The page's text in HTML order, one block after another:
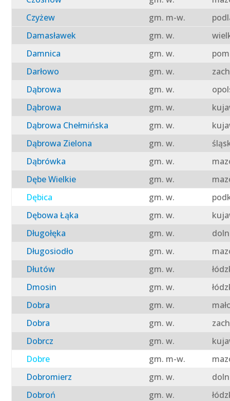
Czyżew
gm. m-w.
Damasławek
gm. w.
Damnica
gm. w.
Darłowo
gm. w.
Dąbrowa
gm. w.
Dąbrowa
gm. w.
Dąbrowa Chełmińska
gm. w.
Dąbrowa Zielona
gm. w.
Dąbrówka
gm. w.
Dębe Wielkie
gm. w.
Dębica
gm. w.
Dębowa Łąka
gm. w.
Długołęka
gm. w.
Długosiodło
gm. w.
Dłutów
gm. w.
Dmosin
gm. w.
Dobra
gm. w.
Dobra
gm. w.
Dobrcz
gm. w.
Dobre
gm. m-w.
Dobromierz
gm. w.
Dobroń
gm. w.